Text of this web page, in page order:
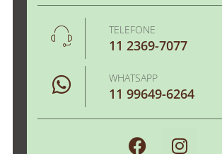
TELEFONE
11 2369-7077
WHATSAPP
11 99649-6264